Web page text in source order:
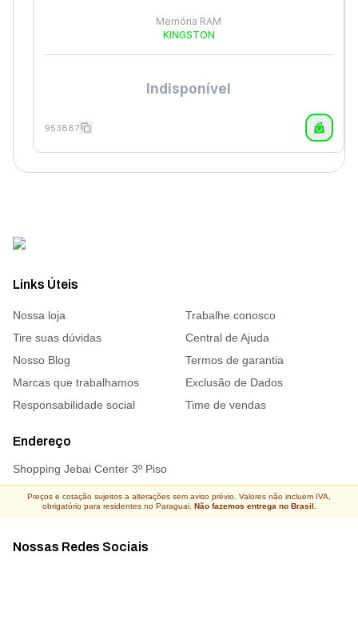
Memória RAM
KINGSTON
Indisponível
953887
Links Úteis
Nossa loja
Trabalhe conosco
Tire suas dúvidas
Central de Ajuda
Nosso Blog
Termos de garantia
Marcas que trabalhamos
Exclusão de Dados
Responsabilidade social
Time de vendas
Endereço
Shopping Jebai Center 3º Piso
Nossas Redes Sociais
Preços e cotação sujeitos a alterações sem aviso prévio. Valores não incluem IVA,
obrigatório para residentes no Paraguai. Não fazemos entrega no Brasil.